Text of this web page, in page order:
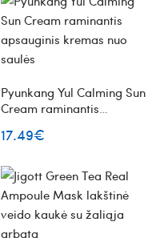
Pyunkang Yul Calming Sun
Cream raminantis
saulės
17.49€